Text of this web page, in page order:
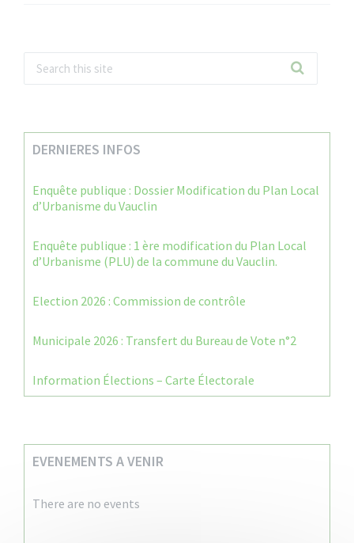
DERNIERES INFOS
Enquête publique : Dossier Modification du Plan Local
d’Urbanisme du Vauclin
Enquête publique : 1 ère modification du Plan Local
d’Urbanisme (PLU) de la commune du Vauclin.
Election 2026 : Commission de contrôle
Municipale 2026 : Transfert du Bureau de Vote n°2
Information Élections – Carte Électorale
EVENEMENTS A VENIR
There are no events